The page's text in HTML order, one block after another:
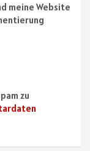
meine Website
zu